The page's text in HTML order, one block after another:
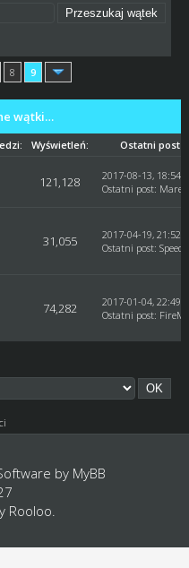
8 9
wątki…
Wyświetleń: Ostatni post
121,128
2017-08-13,
Ostatni post:
31,055
2017-04-19,
Ostatni post: Speed
74,282
2017-01-04,
Ostatni post:
by MyBB
Rooloo.